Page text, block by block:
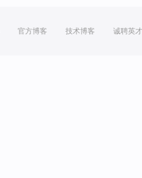
官方博客 技术博客 诚聘英才